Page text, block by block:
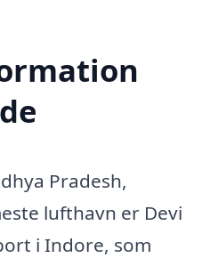
Pradesh,
lufthavn er Devi
i Indore, som